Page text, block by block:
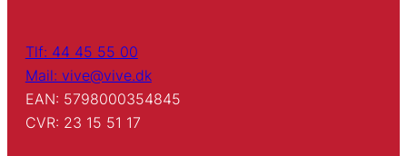
Tlf: 44 45 55 00
Mail: vive@vive.dk
EAN: 5798000354845
CVR: 23 15 51 17